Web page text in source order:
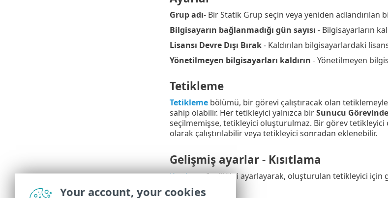
Grup adı- Bir Statik Grup seçin veya yeniden
Bilgisayarın bağlanmadığı gün sayısı - Bilgisayarların
Lisansı Devre Dışı Bırak- Kaldırılan bilgisayarlardaki
Yönetilmeyen bilgisayarları kaldırın - Yönetilmeyen
Tetikleme
Tetiklemebölümü, bir görevi çalıştıracak olan
sahip olabilir. Her tetikleyici yalnızca birSunucu Görevinde
seçilmemişse, tetikleyici oluşturulmaz. Bir görev
olarak çalıştırılabilir veya tetikleyici sonradan eklenebilir.
Gelişmiş ayarlar - Kısıtlama
Kısıtlamaözelliğini ayarlayarak, oluşturulan tetikleyici için
bağlıdır.
Your account, your cookies